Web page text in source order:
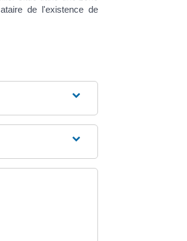
de l'existence de